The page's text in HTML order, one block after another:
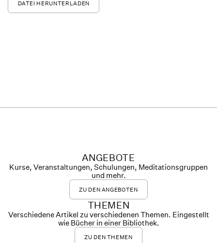
DATEI HERUNTERLADEN
ANGEBOTE
Kurse, Veranstaltungen, Schulungen, Meditationsgruppen
und mehr.
ZU DEN ANGEBOTEN
THEMEN
Verschiedene Artikel zu verschiedenen Themen. Eingestellt
wie Bücher in einer Bibliothek.
ZU DEN THEMEN